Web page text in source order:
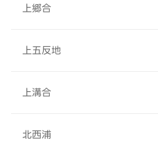
上郷合
上五反地
上溝合
北西浦